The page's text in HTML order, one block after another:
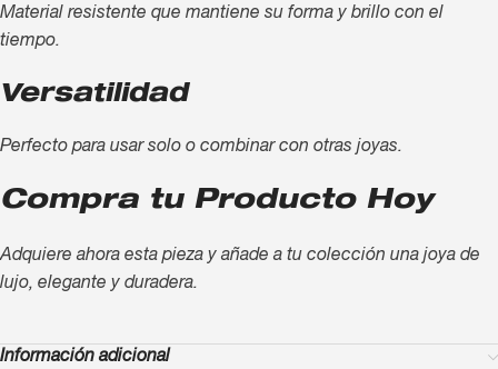
Material resistente que mantiene su forma y brillo con el
tiempo.
Versatilidad
Perfecto para usar solo o combinar con otras joyas.
Compra tu Producto Hoy
Adquiere ahora esta pieza y añade a tu colección una joya de
lujo, elegante y duradera.
Información adicional